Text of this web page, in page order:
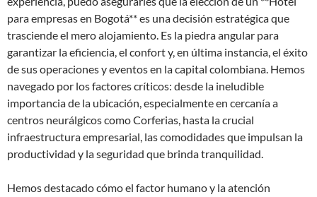
para empresas en Bogotá** es una decisión estratégica que
trasciende el mero alojamiento. Es la piedra angular para
garantizar la eficiencia, el confort y, en última instancia, el éxito
de sus operaciones y eventos en la capital colombiana. Hemos
navegado por los factores críticos: desde la ineludible
importancia de la ubicación, especialmente en cercanía a
centros neurálgicos como Corferias, hasta la crucial
infraestructura empresarial, las comodidades que impulsan la
productividad y la seguridad que brinda tranquilidad.
Hemos destacado cómo el factor humano y la atención